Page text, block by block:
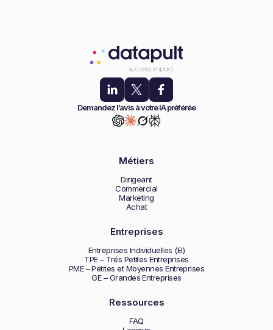
Demandez l’avis à votre IA préférée
Métiers
Dirigeant
Commercial
Marketing
Achat
Entreprises
Entreprises Individuelles (EI)
TPE – Trés Petites Entreprises
PME – Petites et Moyennes Entreprises
GE – Grandes Entreprises
Ressources
FAQ